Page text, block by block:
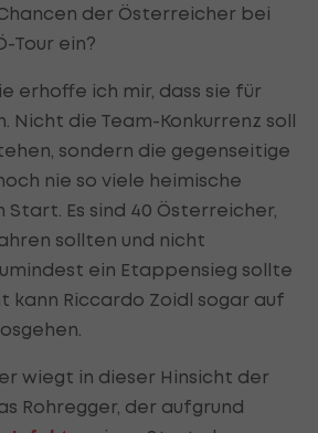
der Österreicher bei
Tour ein?
erhoffe ich mir, dass sie für
Nicht die Team-Konkurrenz soll
sondern die gegenseitige
nie so viele heimische
Es sind 40 Österreicher,
sollten und nicht
ein Etappensieg sollte
kann Riccardo Zoidl sogar auf
wiegt in dieser Hinsicht der
Rohregger, der aufgrund